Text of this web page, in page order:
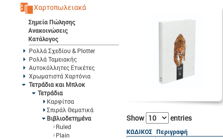
Χαρτοπωλειακά
Σημεία Πώλησης
Ανακοινώσεις
Κατάλογος
Ρολλά Σχεδίου & Plotter
Ρολλά Ταμειακής
Αυτοκόλλητες Ετικέτες
Χρωματιστά Χαρτόνια
Τετράδια και Μπλοκ
Τετράδια
Καρφίτσα
Σπιράλ Θεματικά
Βιβλιοδετημένα
Ruled
Plain
Show entries
ΚΩΔΙΚΟΣ Περιγραφή